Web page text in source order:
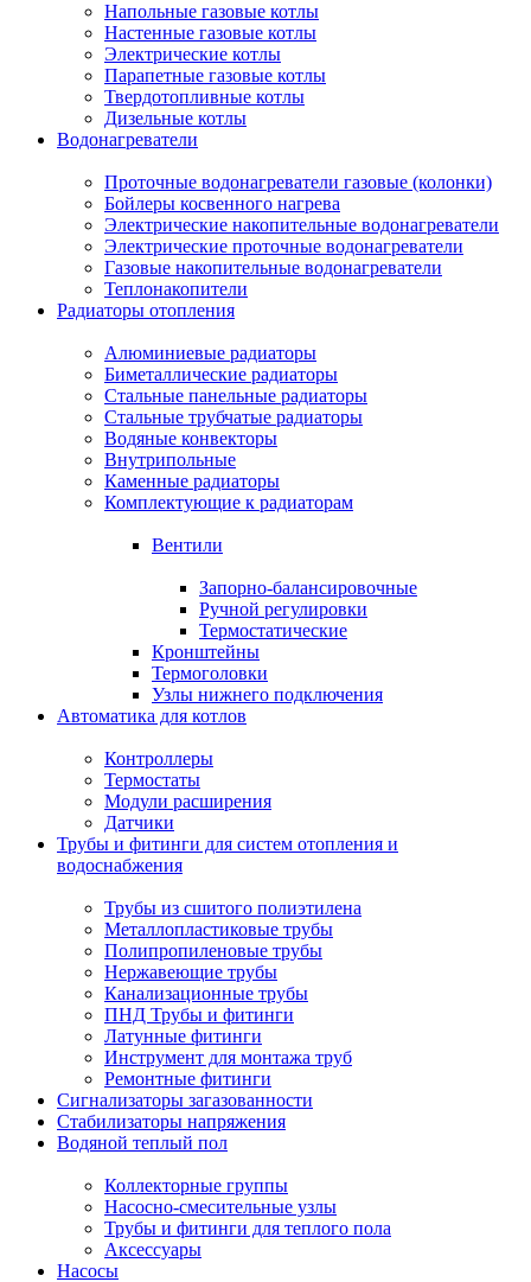
Напольные газовые котлы
Настенные газовые котлы
Электрические котлы
Парапетные газовые котлы
Твердотопливные котлы
Дизельные котлы
Водонагреватели
Проточные водонагреватели газовые (колонки)
Бойлеры косвенного нагрева
Электрические накопительные водонагреватели
Электрические проточные водонагреватели
Газовые накопительные водонагреватели
Теплонакопители
Радиаторы отопления
Алюминиевые радиаторы
Биметаллические радиаторы
Стальные панельные радиаторы
Стальные трубчатые радиаторы
Водяные конвекторы
Внутрипольные
Каменные радиаторы
Комплектующие к радиаторам
Вентили
Запорно-балансировочные
Ручной регулировки
Термостатические
Кронштейны
Термоголовки
Узлы нижнего подключения
Автоматика для котлов
Контроллеры
Термостаты
Модули расширения
Датчики
Трубы и фитинги для систем отопления и
водоснабжения
Трубы из сшитого полиэтилена
Металлопластиковые трубы
Полипропиленовые трубы
Нержавеющие трубы
Канализационные трубы
ПНД Трубы и фитинги
Латунные фитинги
Инструмент для монтажа труб
Ремонтные фитинги
Сигнализаторы загазованности
Стабилизаторы напряжения
Водяной теплый пол
Коллекторные группы
Насосно-смесительные узлы
Трубы и фитинги для теплого пола
Аксессуары
Насосы